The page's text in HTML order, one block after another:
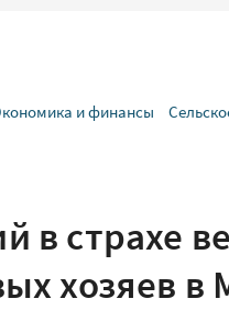
и финансы
в страхе
хозяев в